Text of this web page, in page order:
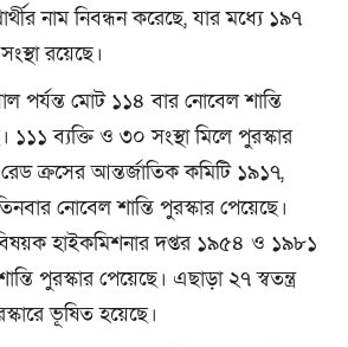
নাম নিবন্ধন করেছে, যার মধ্যে ১৯৭
রয়েছে।
পর্যন্ত মোট ১১৪ বার নোবেল শান্তি
১১১ ব্যক্তি ও ৩০ সংস্থা মিলে পুরস্কার
ক্রসের আন্তর্জাতিক কমিটি ১৯১৭,
নোবেল শান্তি পুরস্কার পেয়েছে।
হাইকমিশনার দপ্তর ১৯৫৪ ও ১৯৮১
পুরস্কার পেয়েছে। এছাড়া ২৭ স্বতন্ত্র
ভূষিত হয়েছে।